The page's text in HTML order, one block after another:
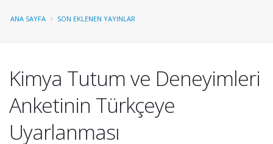
ANA SAYFA SON EKLENEN YAYINLAR
Kimya Tutum ve Deneyimleri
Anketinin Türkçeye
Uyarlanması